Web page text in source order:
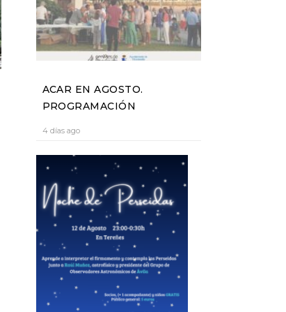
ACAR EN AGOSTO.
PROGRAMACIÓN
4 días ago